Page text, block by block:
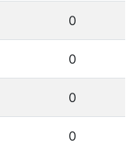
0
0
0
0